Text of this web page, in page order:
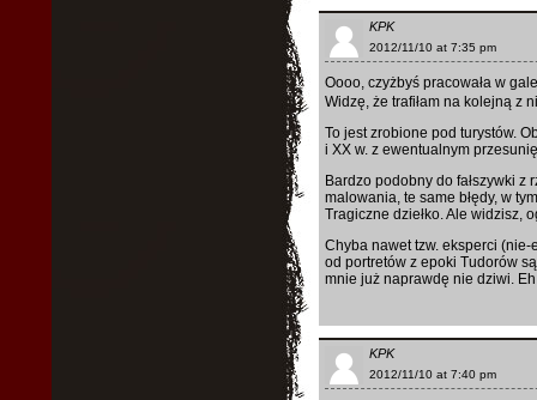
KPK
2012/11/10 at 7:35 pm
Oooo, czyżbyś pracowała w
Widzę, że trafiłam na kolejną z
To jest zrobione pod turystów.
i XX w. z ewentualnym
Bardzo podobny do fałszywki z
malowania, te same błędy, w
Tragiczne dziełko. Ale widzisz,
Chyba nawet tzw. eksperci (nie-
od portretów z epoki Tudorów
mnie już naprawdę nie dziwi.
KPK
2012/11/10 at 7:40 pm